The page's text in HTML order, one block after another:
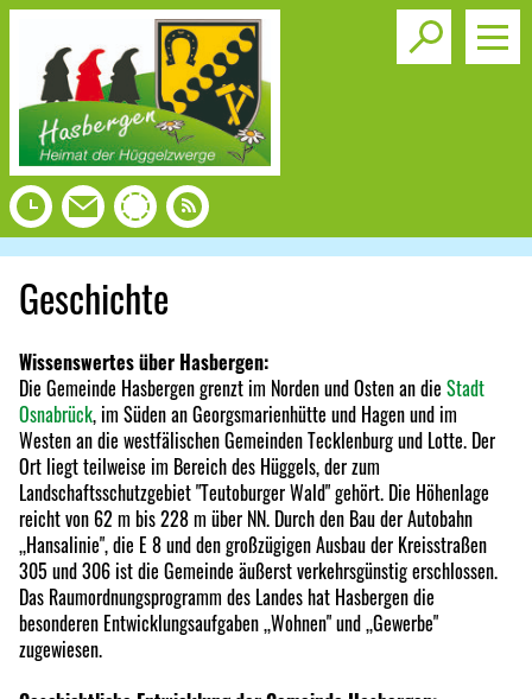
Toggle
Geschichte
Wissenswertes über Hasbergen:
Die Gemeinde Hasbergen grenzt im Norden und Osten an die Stadt
Osnabrück, im Süden an Georgsmarienhütte und Hagen und im
Westen an die westfälischen Gemeinden Tecklenburg und Lotte. Der
Ort liegt teilweise im Bereich des Hüggels, der zum
Landschaftsschutzgebiet "Teutoburger Wald" gehört. Die Höhenlage
reicht von 62 m bis 228 m über NN. Durch den Bau der Autobahn
,,Hansalinie", die E 8 und den großzügigen Ausbau der Kreisstraßen
305 und 306 ist die Gemeinde äußerst verkehrsgünstig erschlossen.
Das Raumordnungsprogramm des Landes hat Hasbergen die
besonderen Entwicklungsaufgaben ,,Wohnen" und ,,Gewerbe"
zugewiesen.